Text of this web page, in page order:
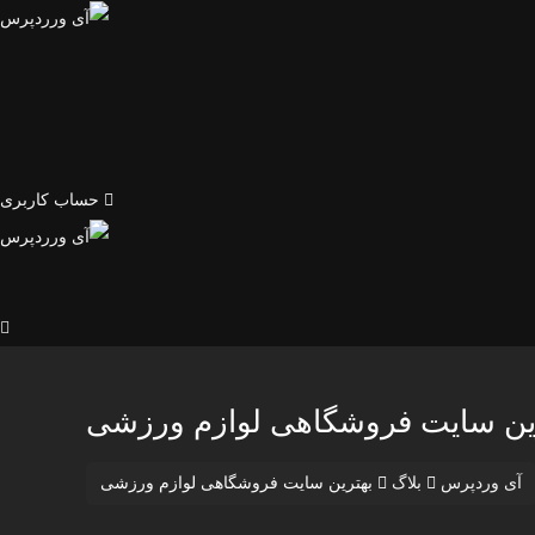
حساب کاربری
سایت فروشگاهی لوازم ورزشی
آی وردپرس بلاگ بهترین سایت فروشگاهی لوازم ورزشی